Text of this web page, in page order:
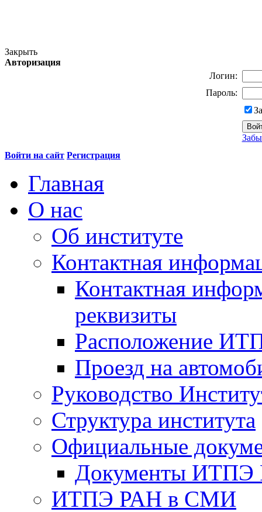
Закрыть
Авторизация
Логин:
Пароль:
Войти на сайт Регистрация
Главная
О нас
Об институте
Контактная
Контактная
реквизиты
Расположение
Проезд на
Руководство
Структура института
Официальные
Документы ИТПЭ
ИТПЭ РАН в СМИ